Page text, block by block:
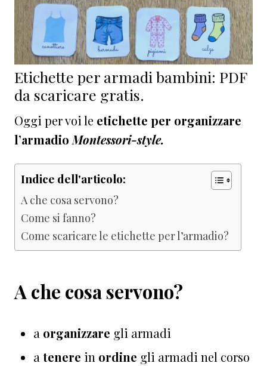
Etichette per armadi bambini: PDF
da scaricare gratis.
Oggi per voi le etichette per organizzare
l’armadio Montessori-style.
Indice dell'articolo:
A che cosa servono?
Come si fanno?
Come scaricare le etichette per l’armadio?
A che cosa servono?
a organizzare gli armadi
a tenere in ordine gli armadi nel corso